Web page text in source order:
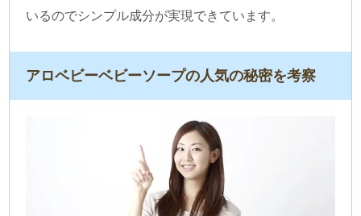
いるのでシンプル成分が実現できています。
アロベビーベビーソープの人気の秘密を考察